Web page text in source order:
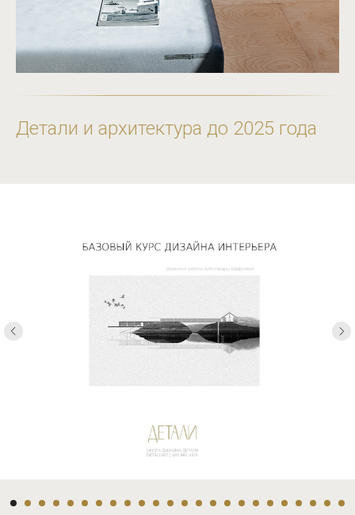
Детали и архитектура до 2025 года